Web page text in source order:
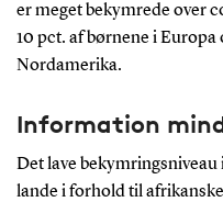
er meget bekymrede over
10 pct. af børnene i Europa
Nordamerika.
Information
Det lave bekymringsniveau
lande i forhold til